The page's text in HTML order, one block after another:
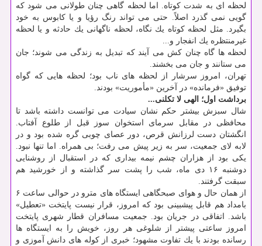
لحظه ای به شدت كوتاه. اما لحظه گاهی چنان طولانی می شود كه
گویی نمی گذرد اصلاً. حتی می تواند رنگ رؤیا و یا كابوس به خود
بگیرد. مثل لحظه كوتاه یك نگاه، لحظه ناگهانی یك حادثه و یا لحظه
غیرمنتظره یك انفجار و...
لحظه ها گاه چنان كش می آیند كه تبدیل به زندگی می شوند؛ جان
می ستانند و جان می بخشند.
تهران، امروز سرشار از لحظه های ناب بود؛ لحظه هایی كه گواه
توفیق «فرمانده» در آخرین «مأموریت» بودند.
برداشت اول؛ الهی لا تكلنی...
شال سبزش بیشتر حكم نشان سیادت می توانست داشته باشد تا
محافظی در مقابل سرمای استخوان سوز قبل از طلوع آفتاب.
انگشتان دست لرزانش قرص، دور عصای چوبی گره شده بود و در
لابه لای جمعیت، سر به زیر پیش می رفت؛ بی همراه. اما تنها نبود.
یكی بود از هزاران چشم نیمه بیداری كه در استقبال از روشنایی
دوشنبه ۱۶ دی ماه، شب را پشت سر گذاشته و از خورشید هم
سبقت گرفتند.
از همان حال و هوای صبحگاهی ایستگاه های مترو در حوالی ساعت ۶
بامداد هم قابل پیشبینی بود كه امروز، قرار نیست پایتخت «تعطیل»
باشد. اتفاقی در جریان بود. جمعیت مسافران قطار شهری پایتخت
امروز ساعتی پیشتر از شلوغی هر روز، خویش را به ایستگاه ها
رسانده بودند با یك تفاوت مشهود؛ خبری از كوله های دانش آموزی و